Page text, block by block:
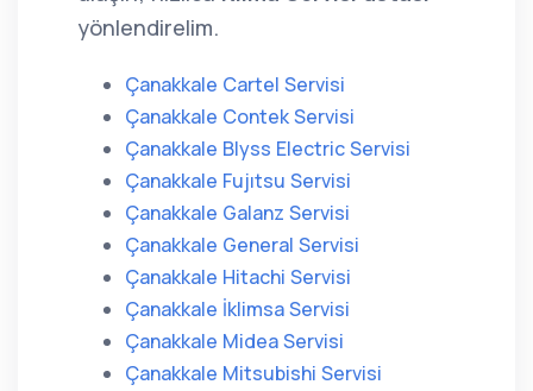
yönlendirelim.
Çanakkale Cartel Servisi
Çanakkale Contek Servisi
Çanakkale Blyss Electric Servisi
Çanakkale Fujıtsu Servisi
Çanakkale Galanz Servisi
Çanakkale General Servisi
Çanakkale Hitachi Servisi
Çanakkale İklimsa Servisi
Çanakkale Midea Servisi
Çanakkale Mitsubishi Servisi